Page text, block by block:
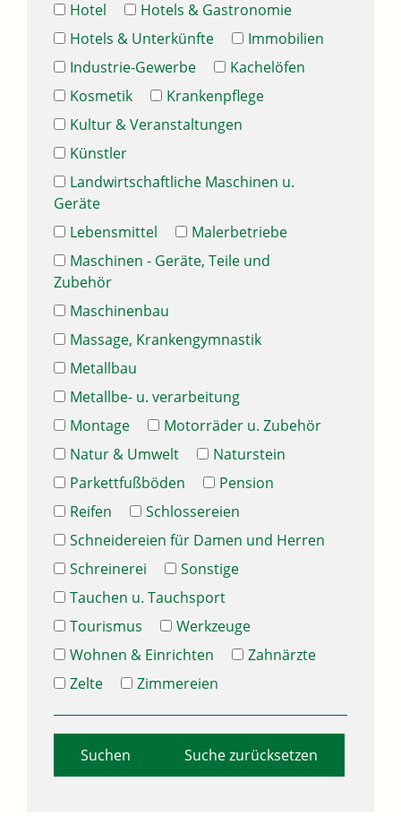
Hotel
Hotels & Gastronomie
Hotels & Unterkünfte
Immobilien
Industrie-Gewerbe
Kachelöfen
Kosmetik
Krankenpflege
Kultur & Veranstaltungen
Künstler
Landwirtschaftliche Maschinen u.
Geräte
Lebensmittel
Malerbetriebe
Maschinen - Geräte, Teile und
Zubehör
Maschinenbau
Massage, Krankengymnastik
Metallbau
Metallbe- u. verarbeitung
Montage
Motorräder u. Zubehör
Natur & Umwelt
Naturstein
Parkettfußböden
Pension
Reifen
Schlossereien
Schneidereien für Damen und Herren
Schreinerei
Sonstige
Tauchen u. Tauchsport
Tourismus
Werkzeuge
Wohnen & Einrichten
Zahnärzte
Zelte
Zimmereien
Suche zurücksetzen